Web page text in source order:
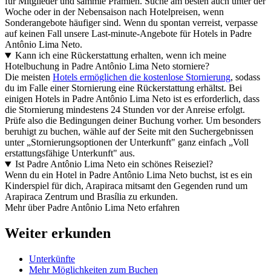
Woche oder in der Nebensaison nach Hotelpreisen, wenn
Sonderangebote häufiger sind. Wenn du spontan verreist, verpasse
auf keinen Fall unsere Last-minute-Angebote für Hotels in Padre
Antônio Lima Neto.
Kann ich eine Rückerstattung erhalten, wenn ich meine
Hotelbuchung in Padre Antônio Lima Neto storniere?
Die meisten Hotels ermöglichen die kostenlose Stornierung, sodass
du im Falle einer Stornierung eine Rückerstattung erhältst. Bei
einigen Hotels in Padre Antônio Lima Neto ist es erforderlich, dass
die Stornierung mindestens 24 Stunden vor der Anreise erfolgt.
Prüfe also die Bedingungen deiner Buchung vorher. Um besonders
beruhigt zu buchen, wähle auf der Seite mit den Suchergebnissen
unter „Stornierungsoptionen der Unterkunft" ganz einfach „Voll
erstattungsfähige Unterkunft" aus.
Ist Padre Antônio Lima Neto ein schönes Reiseziel?
Wenn du ein Hotel in Padre Antônio Lima Neto buchst, ist es ein
Kinderspiel für dich, Arapiraca mitsamt den Gegenden rund um
Arapiraca Zentrum und Brasília zu erkunden.
Mehr über Padre Antônio Lima Neto erfahren
Weiter erkunden
Unterkünfte
Mehr Möglichkeiten zum Buchen